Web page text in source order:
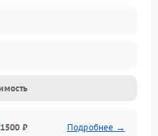
1500 ₽ Подробнее →